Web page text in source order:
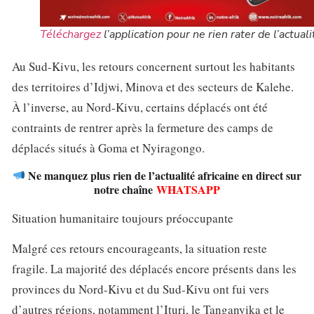
Téléchargezl’application pour ne rien rater de
Au Sud-Kivu, les retours concernent surtout les habitants
des territoires d’Idjwi, Minova et des secteurs de Kalehe.
À l’inverse, au Nord-Kivu, certains déplacés ont été
contraints de rentrer après la fermeture des camps de
déplacés situés à Goma et Nyiragongo.
Ne manquez plus rien de l’actualité africaine en direct sur
notre chaîne WHATSAPP
Situation humanitaire toujours préoccupante
Malgré ces retours encourageants, la situation reste
fragile. La majorité des déplacés encore présents dans les
provinces du Nord-Kivu et du Sud-Kivu ont fui vers
d’autres régions, notamment l’Ituri, le Tanganyika et le